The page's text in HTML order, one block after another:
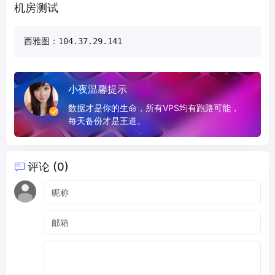
机房测试
西雅图：104.37.29.141
小夜温馨提示
数据才是你的生命，所有VPS均有跑路可能，
每天备份才是王道。
评论 (0)